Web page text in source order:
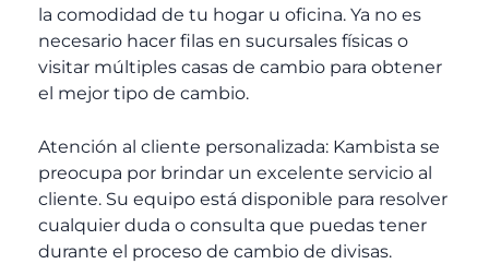
la comodidad de tu hogar u oficina. Ya no es
necesario hacer filas en sucursales físicas o
visitar múltiples casas de cambio para obtener
el mejor tipo de cambio.
Atención al cliente personalizada: Kambista se
preocupa por brindar un excelente servicio al
cliente. Su equipo está disponible para resolver
cualquier duda o consulta que puedas tener
durante el proceso de cambio de divisas.